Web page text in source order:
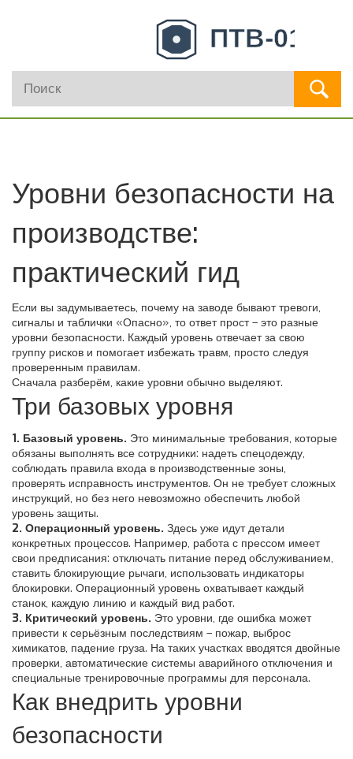
Уровни безопасности на
производстве:
практический гид
Если вы задумываетесь, почему на заводе бывают тревоги,
сигналы и таблички «Опасно», то ответ прост – это разные
уровни безопасности. Каждый уровень отвечает за свою
группу рисков и помогает избежать травм, просто следуя
проверенным правилам.
Сначала разберём, какие уровни обычно выделяют.
Три базовых уровня
1. Базовый уровень. Это минимальные требования, которые
обязаны выполнять все сотрудники: надеть спецодежду,
соблюдать правила входа в производственные зоны,
проверять исправность инструментов. Он не требует сложных
инструкций, но без него невозможно обеспечить любой
уровень защиты.
2. Операционный уровень. Здесь уже идут детали
конкретных процессов. Например, работа с прессом имеет
свои предписания: отключать питание перед обслуживанием,
ставить блокирующие рычаги, использовать индикаторы
блокировки. Операционный уровень охватывает каждый
станок, каждую линию и каждый вид работ.
3. Критический уровень. Это уровни, где ошибка может
привести к серьёзным последствиям – пожар, выброс
химикатов, падение груза. На таких участках вводятся двойные
проверки, автоматические системы аварийного отключения и
специальные тренировочные программы для персонала.
Как внедрить уровни
безопасности